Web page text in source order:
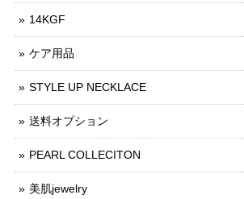
14KGF
ケア用品
STYLE UP NECKLACE
送料オプション
PEARL COLLECITON
美肌jewelry